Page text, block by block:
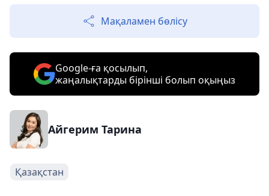
Мақаламен бөлісу
Google-ға қосылып,
жаңалықтарды бірінші болып оқыңыз
Айгерим Тарина
Қазақстан